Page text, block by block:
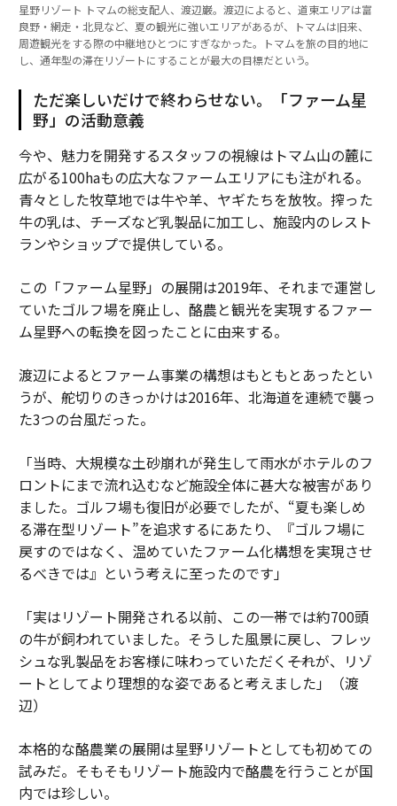
星野リゾート トマムの総支配人、渡辺巌。渡辺によると、道東エリアは富
良野・網走・北見など、夏の観光に強いエリアがあるが、トマムは旧来、
周遊観光をする際の中継地ひとつにすぎなかった。トマムを旅の目的地に
し、通年型の滞在リゾートにすることが最大の目標だという。
ただ楽しいだけで終わらせない。「ファーム星
野」の活動意義
今や、魅力を開発するスタッフの視線はトマム山の麓に
広がる100haもの広大なファームエリアにも注がれる。
青々とした牧草地では牛や羊、ヤギたちを放牧。搾った
牛の乳は、チーズなど乳製品に加工し、施設内のレスト
ランやショップで提供している。
この「ファーム星野」の展開は2019年、それまで運営し
ていたゴルフ場を廃止し、酪農と観光を実現するファー
ム星野への転換を図ったことに由来する。
渡辺によるとファーム事業の構想はもともとあったとい
うが、舵切りのきっかけは2016年、北海道を連続で襲っ
た3つの台風だった。
「当時、大規模な土砂崩れが発生して雨水がホテルのフ
ロントにまで流れ込むなど施設全体に甚大な被害があり
ました。ゴルフ場も復旧が必要でしたが、“夏も楽しめ
る滞在型リゾート”を追求するにあたり、『ゴルフ場に
戻すのではなく、温めていたファーム化構想を実現させ
るべきでは』という考えに至ったのです」
「実はリゾート開発される以前、この一帯では約700頭
の牛が飼われていました。そうした風景に戻し、フレッ
シュな乳製品をお客様に味わっていただく――それが、リゾ
ートとしてより理想的な姿であると考えました」（渡
辺）
本格的な酪農業の展開は星野リゾートとしても初めての
試みだ。そもそもリゾート施設内で酪農を行うことが国
内では珍しい。